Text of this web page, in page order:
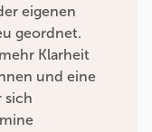
eigenen
geordnet.
Klarheit
und eine
sich